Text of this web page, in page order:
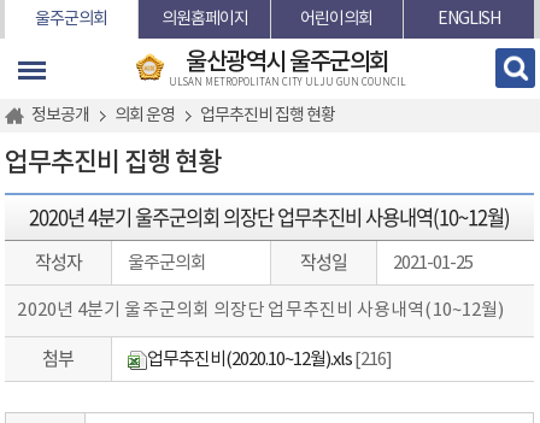
본문바로가기
울주군의회 의원홈페이지 어린이의회 ENGLISH
울산광역시 울주군의회
ULSAN METROPOLITAN CITY ULJU GUN COUNCIL
정보공개 의회 운영 업무추진비 집행 현황
업무추진비 집행 현황
2020년 4분기 울주군의회 의장단 업무추진비 사용내역(10~12월)
작성자 울주군의회 작성일 2021-01-25
2020년 4분기 울주군의회 의장단 업무추진비 사용내역(10~12월)
첨부 업무추진비(2020.10~12월).xls [216]